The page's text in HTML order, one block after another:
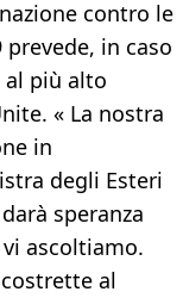
contro le
prevede, in caso
più alto
« La nostra
in
degli Esteri
speranza
ascoltiamo.
al